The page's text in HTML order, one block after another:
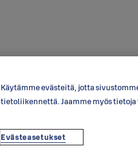
Käytämme evästeitä, jotta
tietoliikennettä. Jaamme myös
Evästeasetukset